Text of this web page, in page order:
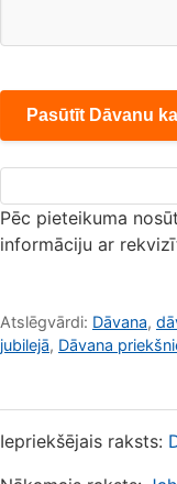
Pēc pieteikuma
informāciju ar
Atslēgvārdi: Dāvana,
jubilejā, Dāvana
Iepriekšējais raksts: